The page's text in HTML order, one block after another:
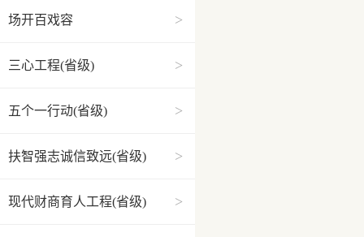
场开百戏容 >
三心工程(省级) >
五个一行动(省级) >
扶智强志诚信致远(省级) >
现代财商育人工程(省级) >